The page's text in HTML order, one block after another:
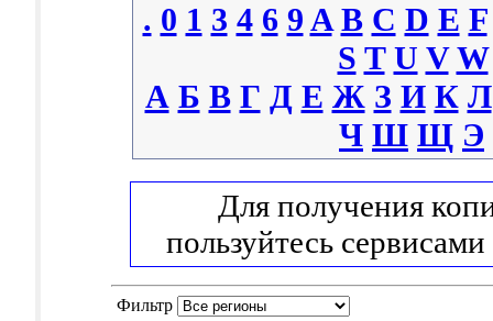
. 0 1 3 4 6 9 A B C D E F
S T U V W
А Б В Г Д Е Ж З И К Л
Ч Ш Щ Э
Для получения
пользуйтесь сервисами
Фильтр